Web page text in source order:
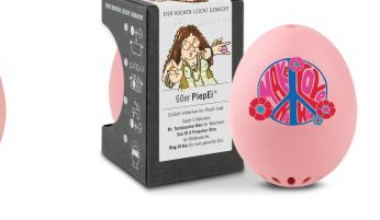
MERKLISTE
HINZUFÜGEN